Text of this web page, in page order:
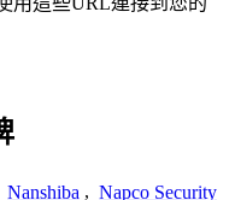
Nanshiba , Napco Security